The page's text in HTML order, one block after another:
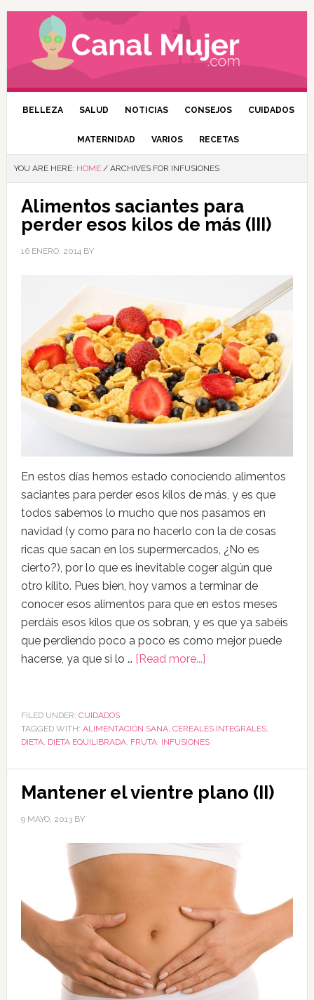
BELLEZA SALUD NOTICIAS CONSEJOS CUIDADOS
MATERNIDAD VARIOS RECETAS
YOU ARE HERE: HOME /ARCHIVES FOR INFUSIONES
Alimentos saciantes para
perder esos kilos de más (III)
16 ENERO, 2014BY
En estos días hemos estado conociendo alimentos
saciantes para perder esos kilos de más, y es que
todos sabemos lo mucho que nos pasamos en
navidad (y como para no hacerlo con la de cosas
ricas que sacan en los supermercados, ¿No es
cierto?), por lo que es inevitable coger algún que
otro kilito. Pues bien, hoy vamos a terminar de
conocer esos alimentos para que en estos meses
perdáis esos kilos que os sobran, y es que ya sabéis
que perdiendo poco a poco es como mejor puede
hacerse, ya que si lo … [Read more...]
FILED UNDER: CUIDADOS
TAGGED WITH: ALIMENTACIÓN SANA, CEREALES INTEGRALES,
DIETA, DIETA EQUILIBRADA, FRUTA, INFUSIONES
Mantener el vientre plano (II)
9 MAYO, 2013BY